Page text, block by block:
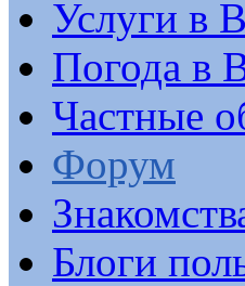
Услуги в
Погода в
Частные
Форум
Блоги